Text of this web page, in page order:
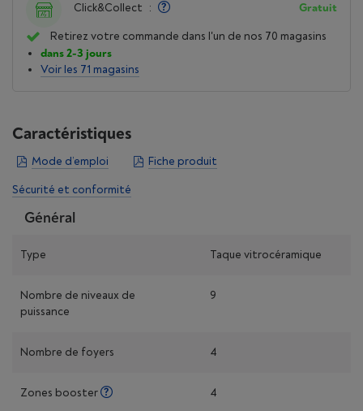
Click&Collect : Gratuit
Retirez votre commande dans l'un de nos 70 magasins
dans 2-3 jours
Voir les 71 magasins
Caractéristiques
Mode d’emploi Fiche produit
Sécurité et conformité
Général
Type Taque vitrocéramique
Nombre de niveaux de
puissance
9
Nombre de foyers 4
Zones booster 4